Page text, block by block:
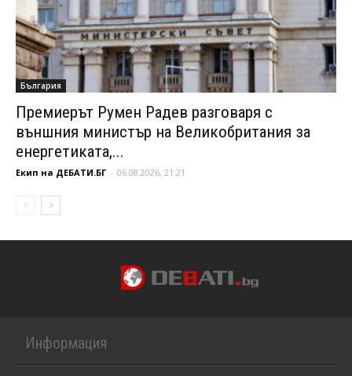
България
Премиерът Румен Радев разговаря с
външния министър на Великобритания за
енергетиката,...
Екип на ДЕБАТИ.БГ - 06.08.2026, 21:21
Информация